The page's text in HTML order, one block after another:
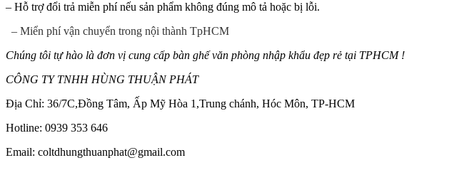
– Hỗ trợ đổi trả miễn phí nếu sản phẩm không đúng mô tả hoặc bị lỗi.
– Miển phí vận chuyển trong nội thành TpHCM
Chúng tôi tự hào là đơn vị cung cấp bàn ghế văn phòng nhập khẩu đẹp rẻ tại TPHCM !
CÔNG TY TNHH HÙNG THUẬN PHÁT
Địa Chỉ: 36/7C,Đồng Tâm, Ấp Mỹ Hòa 1,Trung chánh, Hóc Môn, TP-HCM
Hotline: 0939 353 646
Email: coltdhungthuanphat@gmail.com